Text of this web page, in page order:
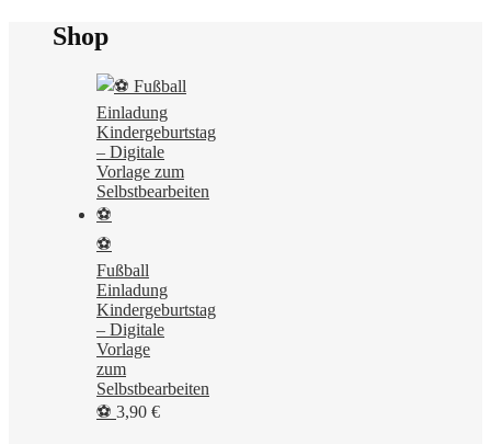
Shop
⚽
Fußball
Einladung
Kindergeburtstag
– Digitale
Vorlage
zum
Selbstbearbeiten
⚽ 3,90 €